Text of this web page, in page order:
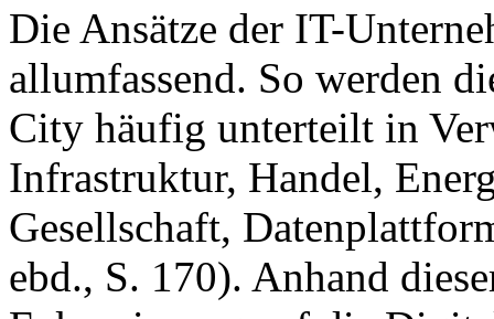
Die Ansätze der IT-
allumfassend. So werden
City häufig unterteilt in
Infrastruktur, Handel,
Gesellschaft,
ebd., S. 170). Anhand